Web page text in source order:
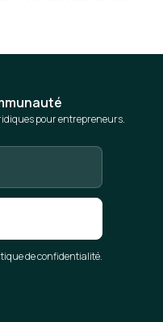
pour entrepreneurs.
de confidentialité.